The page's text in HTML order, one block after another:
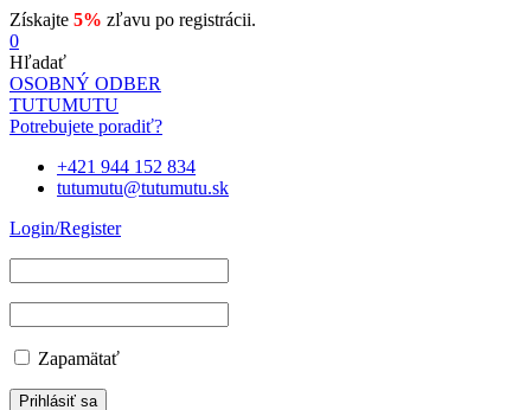
Získajte 5% zľavu po registrácii.
0
Hľadať
OSOBNÝ ODBER
TUTUMUTU
Potrebujete poradiť?
+421 944 152 834
tutumutu@tutumutu.sk
Login/Register
Zapamätať